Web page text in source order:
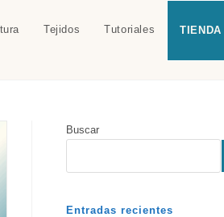
Tejidos Tutoriales
Buscar
Entradas recientes